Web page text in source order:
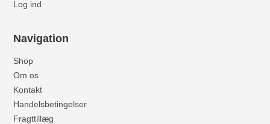
Log ind
Navigation
Shop
Om os
Kontakt
Handelsbetingelser
Fragttillæg